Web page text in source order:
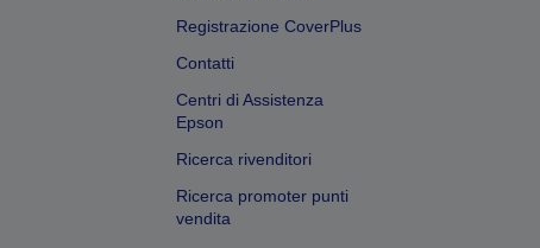
Registrazione CoverPlus
Contatti
Centri di Assistenza
Epson
Ricerca rivenditori
Ricerca promoter punti
vendita